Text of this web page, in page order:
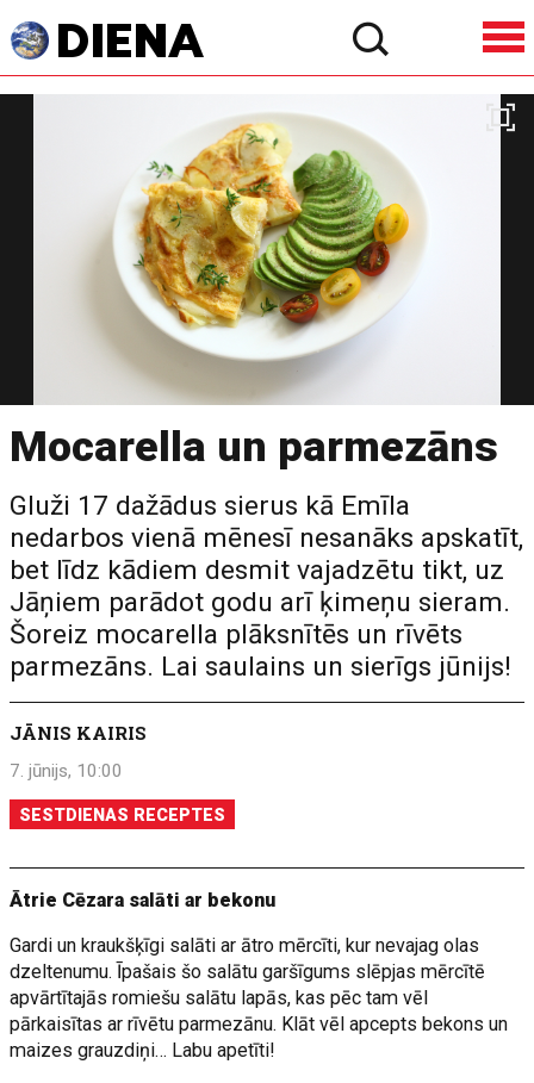
Mocarella un parmezāns
Gluži 17 dažādus sierus kā Emīla
nedarbos vienā mēnesī nesanāks apskatīt,
bet līdz kādiem desmit vajadzētu tikt, uz
Jāņiem parādot godu arī ķimeņu sieram.
Šoreiz mocarella plāksnītēs un rīvēts
parmezāns. Lai saulains un sierīgs jūnijs!
JĀNIS KAIRIS
7. jūnijs, 10:00
SESTDIENAS RECEPTES
Ātrie Cēzara salāti ar bekonu
Gardi un kraukšķīgi salāti ar ātro mērcīti, kur nevajag olas
dzeltenumu. Īpašais šo salātu garšīgums slēpjas mērcītē
apvārtītajās romiešu salātu lapās, kas pēc tam vēl
pārkaisītas ar rīvētu parmezānu. Klāt vēl apcepts bekons un
maizes grauzdiņi… Labu apetīti!